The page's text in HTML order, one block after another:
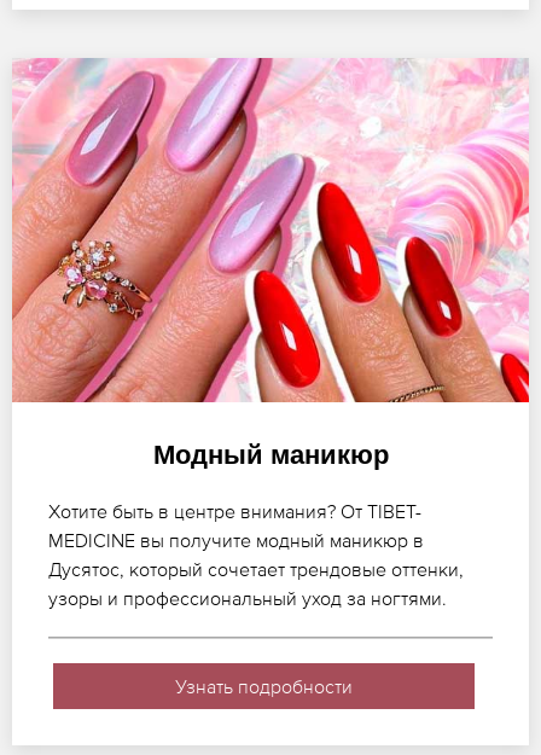
Модный маникюр
Хотите быть в центре внимания? От TIBET-
MEDICINE вы получите модный маникюр в
Дусятос, который сочетает трендовые оттенки,
узоры и профессиональный уход за ногтями.
Узнать подробности